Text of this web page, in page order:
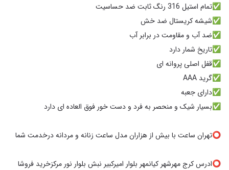
⭕️ادرس کرج مهرشهر کیانمهر بلوار امیرکبیر نبش بلوار نور مرکزخرید فروشا